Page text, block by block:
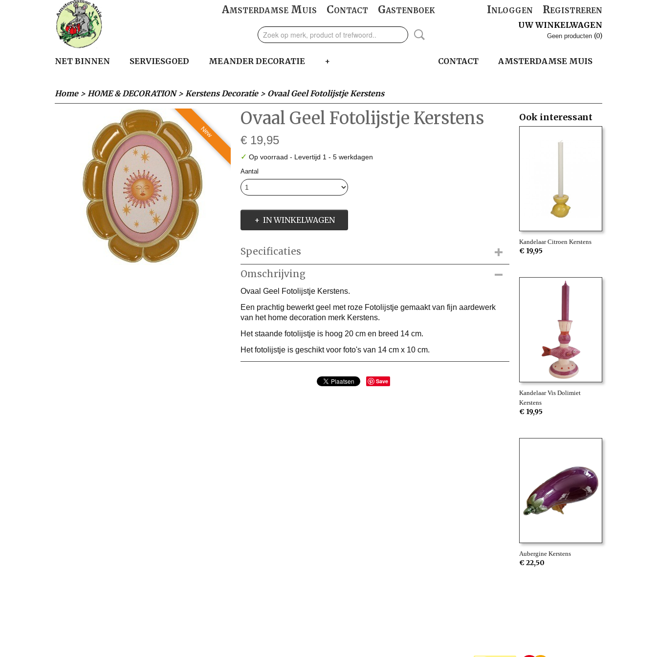
Amsterdamse Muis Contact Gastenboek Inloggen Registreren
UW WINKELWAGEN
Geen producten (0)
AMSTERDAMSE MUIS
CONTACT
NET BINNEN SERVIESGOED MEANDER DECORATIE +
Home> HOME & DECORATION> Kerstens Decoratie> Ovaal Geel Fotolijstje Kerstens
New
Ovaal Geel Fotolijstje Kerstens
€ 19,95
✓ Op voorraad - Levertijd 1 - 5 werkdagen
Aantal
IN WINKELWAGEN
Specificaties
Productcode
Productcode leverancier
Afmetingen (l,b,h)
Omschrijving
Ovaal Geel Fotolijstje Kerstens.
Een prachtig bewerkt geel met roze Fotolijstje gemaakt van fijn aardewerk
van het home decoration merk Kerstens.
Het staande fotolijstje is hoog 20 cm en breed 14 cm.
Het fotolijstje is geschikt voor foto's van 14 cm x 10 cm.
Save
Ook interessant
Kandelaar Citroen Kerstens
€ 19,95
Kandelaar Vis Dolimiet
Kerstens
€ 19,95
Aubergine Kerstens
€ 22,50